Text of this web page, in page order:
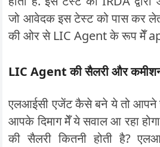
जो आवेदक इस टेस्ट को पास कर
की ओर से LIC Agent के रूप मेँ
LIC Agent की सैलरी और
एलआईसी एजेंट कैसे बने ये तो आपने
आपके दिमाग मेँ ये सवाल आ रहा
की सैलरी कितनी होती है?